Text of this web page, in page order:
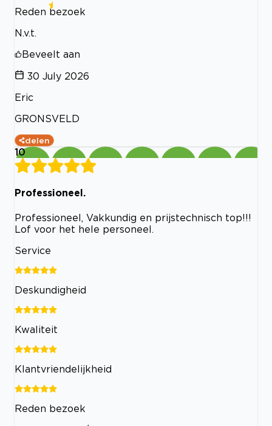
Reden bezoek
N.v.t.
Beveelt aan
30 July 2026
Eric
GRONSVELD
delen
10
Professioneel.
Professioneel, Vakkundig en prijstechnisch top!!!
Lof voor het hele personeel.
Service
Deskundigheid
Kwaliteit
Klantvriendelijkheid
Reden bezoek